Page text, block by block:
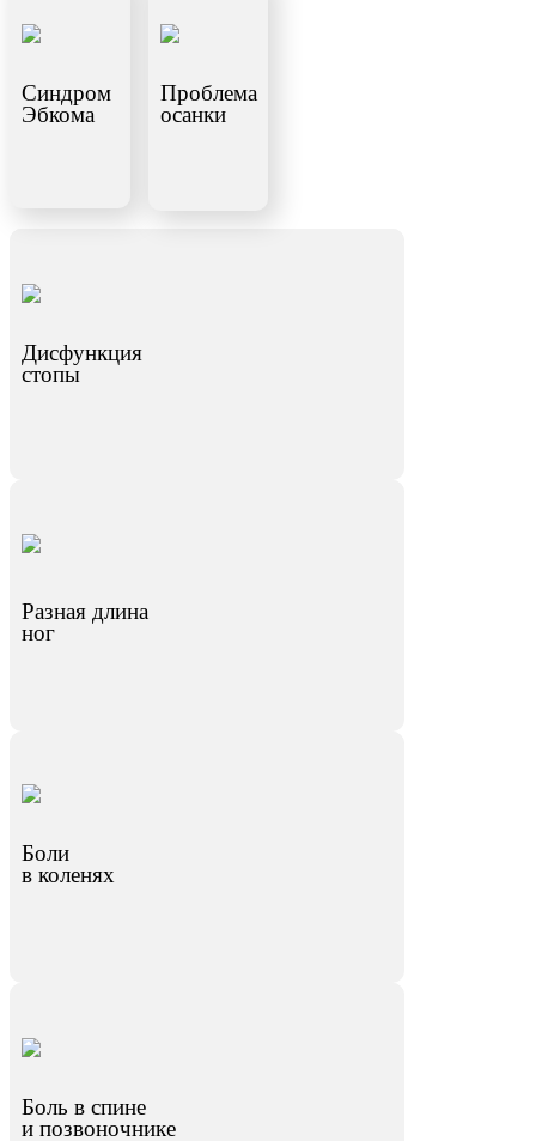
Синдром
Эбкома
Проблема
осанки
Дисфункция
стопы
Разная длина
ног
Боли
в коленях
Боль в спине
и позвоночнике